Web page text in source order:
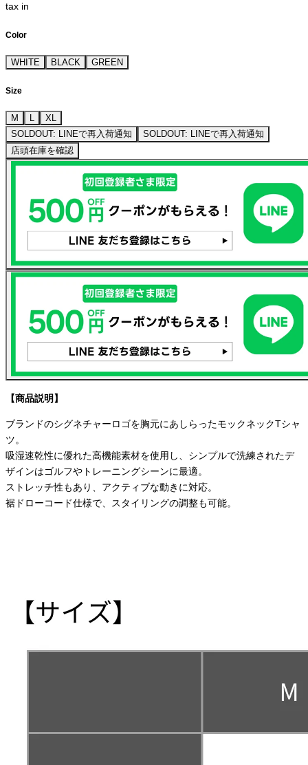
tax in
Color
WHITE BLACK GREEN
Size
M L
XL
SOLDOUT: LINEで再入荷通知
SOLDOUT: LINEで再入荷通知
店頭在庫を確認
【商品説明】
ブランドのシグネチャーロゴを胸元にあしらったモックネックTシャ
ツ。
吸湿速乾性に優れた高機能素材を使用し、シンプルで洗練されたデ
ザインはゴルフやトレーニングシーンに最適。
ストレッチ性もあり、アクティブな動きに対応。
裾ドローコード仕様で、スタイリングの調整も可能。